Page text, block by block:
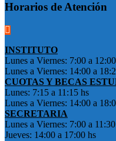
Horarios de Atención
INSTITUTO
Lunes a Viernes: 7:00 a
Lunes a Viernes: 14:00 a
CUOTAS Y BECAS
Lunes: 7:15 a 11:15 hs
Lunes a Viernes: 14:00 a
SECRETARIA
Lunes a Viernes: 7:00 a
Jueves: 14:00 a 17:00 hs